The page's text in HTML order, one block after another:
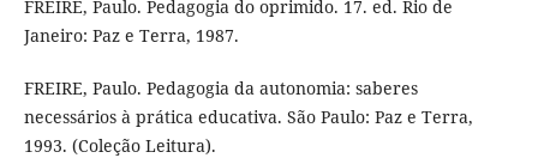
FREIRE, Paulo. Pedagogia do oprimido. 17. ed. Rio de
Janeiro: Paz e Terra, 1987.
FREIRE, Paulo. Pedagogia da autonomia: saberes
necessários à prática educativa. São Paulo: Paz e Terra,
1993. (Coleção Leitura).